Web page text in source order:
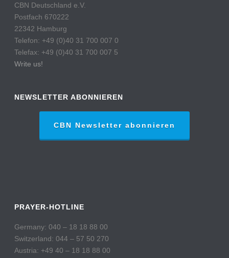
CBN Deutschland e.V.
Postfach 670222
22342 Hamburg
Telefon: +49 (0)40 31 700 007 0
Telefax: +49 (0)40 31 700 007 5
Write us!
NEWSLETTER ABONNIEREN
CBN Newsletter abonnieren
PRAYER-HOTLINE
Germany: 040 – 18 18 88 00
Switzerland: 044 – 57 50 270
Austria: +49 40 – 18 18 88 00